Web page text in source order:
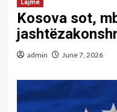
Lajme
Kosova sot,
admin June 7, 2026